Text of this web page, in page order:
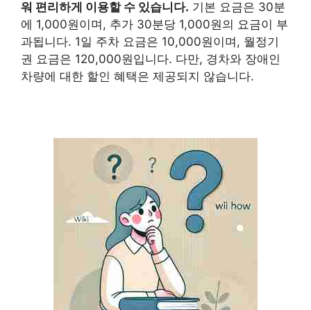
워 편리하게 이용할 수 있습니다. 기본 요금은 30분
에 1,000원이며, 추가 30분당 1,000원의 요금이 부
과됩니다. 1일 주차 요금은 10,000원이며, 월정기
권 요금은 120,000원입니다. 다만, 경차와 장애인
차량에 대한 할인 혜택은 제공되지 않습니다.